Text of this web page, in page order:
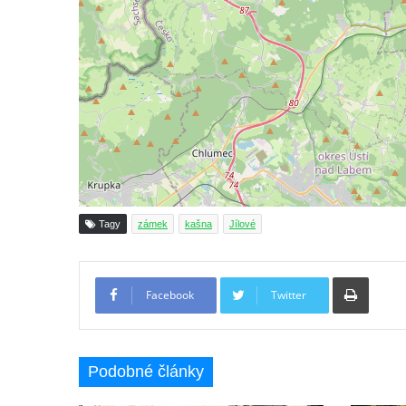
Bývalá kašna u křižovatky v Mostecké ulici
před domem čp. 2150 v Litvínově
Kamenná nádrž na vodu před kostelem
svatých Šimona a Judy v Lipové u Šluknova
Kašna na náměstí ve Chřibské
Kašna v bývalém parku ve Sládkově ulici u
Domova seniorů v České Kamenici
Fontána u podchodu na konci promenády u
hlavního nádraží v Ústí nad Labem
Lidickém náměstí v Ústí nad Labem
Fontána v atriu magistrátu v Ústí nad
Labem
Gasse v Drážďanech
Tagy zámek kašna Jílové
Facebook Twitter
Podobné články